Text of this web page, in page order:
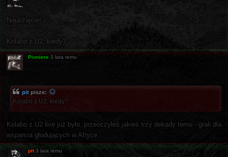
Nauczajcie!
Kolabo z U2, kiedy?
Pioniere 3 lata temu
pit pisze:
Kolabo z U2, kiedy?
Kolabo z U2 live już było, przeoczyłeś jakieś trzy dekady temu - grali dla
wsparcia głodujących w Afryce.
pit 3 lata temu